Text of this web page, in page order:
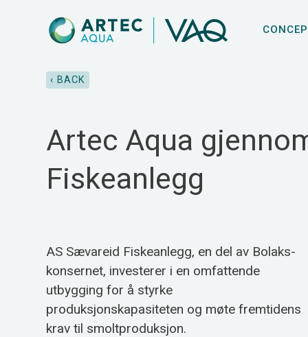
‹ BACK
Artec Aqua
Fiskeanlegg
AS Sævareid Fiskeanlegg, en del av Bolaks-
konsernet, investerer i en omfattende
utbygging for å styrke
produksjonskapasiteten og møte fremtidens
krav til smoltproduksjon.